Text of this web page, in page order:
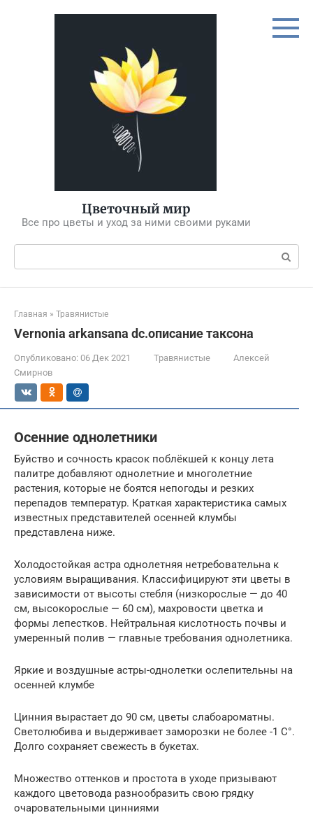
Цветочный мир
Все про цветы и уход за ними своими руками
Поиск:
Главная » Травянистые
Vernonia arkansana dc.описание таксона
Опубликовано: 06 Дек 2021 Травянистые
Алексей
Смирнов
Осенние однолетники
Буйство и сочность красок поблёкшей к концу лета
палитре добавляют однолетние и многолетние
растения, которые не боятся непогоды и резких
перепадов температур. Краткая характеристика самых
известных представителей осенней клумбы
представлена ниже.
Холодостойкая астра однолетняя нетребовательна к
условиям выращивания. Классифицируют эти цветы в
зависимости от высоты стебля (низкорослые — до 40
см, высокорослые — 60 см), махровости цветка и
формы лепестков. Нейтральная кислотность почвы и
умеренный полив — главные требования однолетника.
Яркие и воздушные астры-однолетки ослепительны на
осенней клумбе
Цинния вырастает до 90 см, цветы слабоароматны.
Светолюбива и выдерживает заморозки не более -1 С°.
Долго сохраняет свежесть в букетах.
Множество оттенков и простота в уходе призывают
каждого цветовода разнообразить свою грядку
очаровательными цинниями